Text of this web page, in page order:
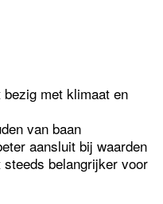
met klimaat en
van baan
aansluit bij waarden
belangrijker voor